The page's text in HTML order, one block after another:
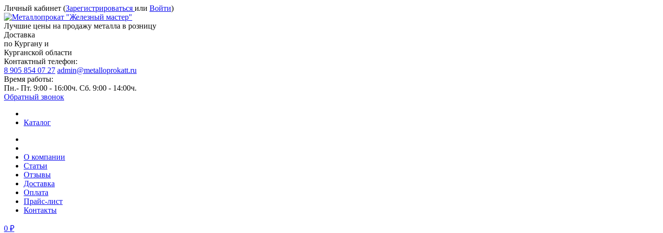
Личный кабинет (Зарегистрироваться или Войти)
Лучшие цены на продажу металла в розницу
Доставка
по Кургану и
Курганской области
Контактный телефон:
8 905 854 07 27 admin@metalloprokatt.ru
Время работы:
Пн.- Пт. 9:00 - 16:00ч. Сб. 9:00 - 14:00ч.
Обратный звонок
Каталог
О компании
Статьи
Отзывы
Доставка
Оплата
Прайс-лист
Контакты
0 ₽